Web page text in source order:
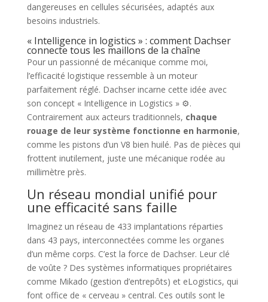
dangereuses en cellules sécurisées, adaptés aux
besoins industriels.
« Intelligence in logistics » : comment Dachser
connecte tous les maillons de la chaîne
Pour un passionné de mécanique comme moi,
l’efficacité logistique ressemble à un moteur
parfaitement réglé. Dachser incarne cette idée avec
son concept « Intelligence in Logistics » ⚙️.
Contrairement aux acteurs traditionnels, chaque
rouage de leur système fonctionne en harmonie,
comme les pistons d’un V8 bien huilé. Pas de pièces qui
frottent inutilement, juste une mécanique rodée au
millimètre près.
Un réseau mondial unifié pour
une efficacité sans faille
Imaginez un réseau de 433 implantations réparties
dans 43 pays, interconnectées comme les organes
d’un même corps. C’est la force de Dachser. Leur clé
de voûte ? Des systèmes informatiques propriétaires
comme Mikado (gestion d’entrepôts) et eLogistics, qui
font office de « cerveau » central. Ces outils sont le